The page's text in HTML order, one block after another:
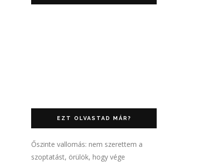
EZT OLVASTAD MÁR?
Őszinte vallomás: nem szerettem a
szoptatást, örülök, hogy vége